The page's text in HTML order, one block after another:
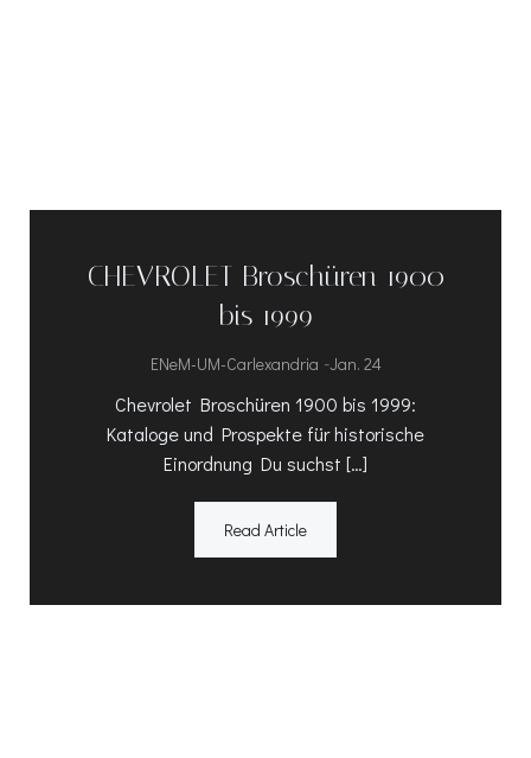
CHEVROLET Broschüren 1900
bis 1999
ENeM-UM-Carlexandria -Jan. 24
Chevrolet Broschüren 1900 bis 1999:
Kataloge und Prospekte für historische
Einordnung Du suchst […]
Read Article